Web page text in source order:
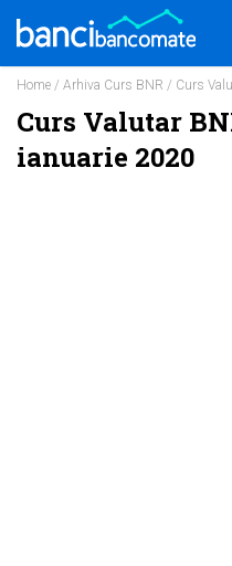
Home / Arhiva Curs BNR / Curs
Curs Valutar
ianuarie 2020